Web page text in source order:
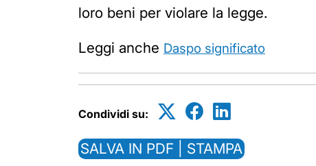
loro beni per violare la legge.
Leggi anche Daspo significato
Condividi su:
SALVA IN PDF | STAMPA